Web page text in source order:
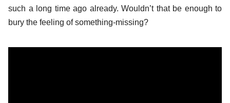
such a long time ago already. Wouldn’t that be enough to
bury the feeling of something-missing?